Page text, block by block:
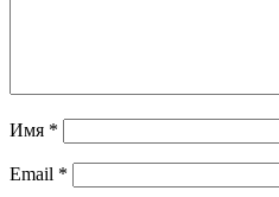
Имя *
Email *